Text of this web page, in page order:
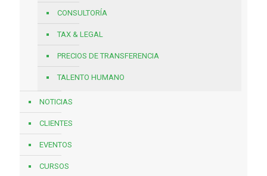
CONSULTORÍA
TAX & LEGAL
PRECIOS DE TRANSFERENCIA
TALENTO HUMANO
NOTICIAS
CLIENTES
EVENTOS
CURSOS